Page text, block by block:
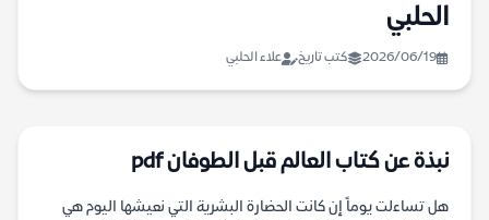
الحلبي
2026/06/19 كتب تاريخ علاء الحلبي
نبذة عن كتاب العالم قبل الطوفان pdf
هل تساءلت يوماً إن كانت الحضارة البشرية التي نعيشها اليوم هي